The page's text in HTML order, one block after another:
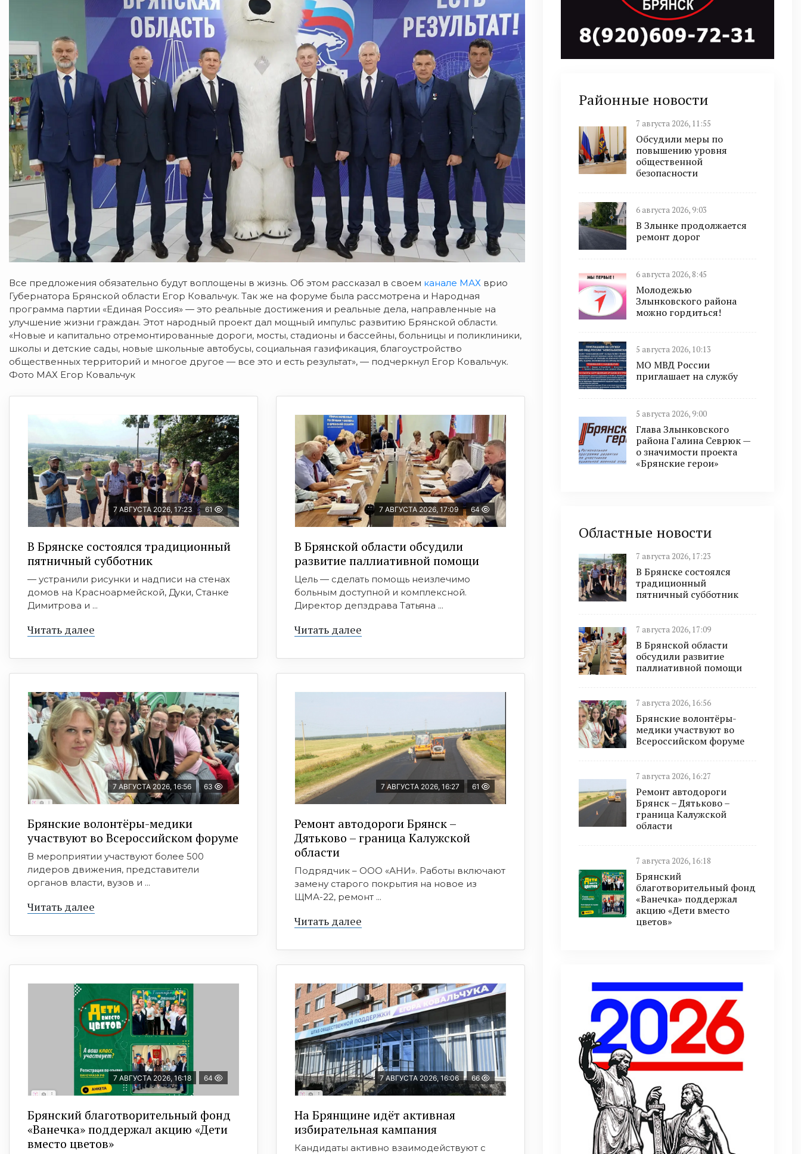
Все предложения обязательно будут воплощены в жизнь. Об этом рассказал в своем канале МАХ врио
Губернатора Брянской области Егор Ковальчук. Так же на форуме была рассмотрена и Народная
программа партии «Единая Россия» — это реальные достижения и реальные дела, направленные на
улучшение жизни граждан. Этот народный проект дал мощный импульс развитию Брянской области.
«Новые и капитально отремонтированные дороги, мосты, стадионы и бассейны, больницы и поликлиники,
школы и детские сады, новые школьные автобусы, социальная газификация, благоустройство
общественных территорий и многое другое — все это и есть результат», — подчеркнул Егор Ковальчук.
Фото МАХ Егор Ковальчук
7 АВГУСТА 2026, 17:23 61
В Брянске состоялся традиционный
пятничный субботник
— устранили рисунки и надписи на стенах
домов на Красноармейской, Дуки, Станке
Димитрова и ...
Читать далее
7 АВГУСТА 2026, 17:09 64
В Брянской области обсудили
развитие паллиативной помощи
Цель — сделать помощь неизлечимо
больным доступной и комплексной.
Директор депздрава Татьяна ...
Читать далее
7 АВГУСТА 2026, 16:56 63
Брянские волонтёры-медики
участвуют во Всероссийском форуме
В мероприятии участвуют более 500
лидеров движения, представители
органов власти, вузов и ...
Читать далее
7 АВГУСТА 2026, 16:27 61
Ремонт автодороги Брянск –
Дятьково – граница Калужской
области
Подрядчик – ООО «АНИ». Работы включают
замену старого покрытия на новое из
ЩМА-22, ремонт ...
Читать далее
7 АВГУСТА 2026, 16:18 64
Брянский благотворительный фонд
«Ванечка» поддержал акцию «Дети
вместо цветов»
7 АВГУСТА 2026, 16:06 66
На Брянщине идёт активная
избирательная кампания
Кандидаты активно взаимодействуют с
Районные новости
7 августа 2026, 11:55
Обсудили меры по
повышению уровня
общественной
безопасности
6 августа 2026, 9:03
В Злынке продолжается
ремонт дорог
6 августа 2026, 8:45
Молодежью
Злынковского района
можно гордиться!
5 августа 2026, 10:13
МО МВД России
приглашает на службу
5 августа 2026, 9:00
Глава Злынковского
района Галина Севрюк —
о значимости проекта
«Брянские герои»
Областные новости
7 августа 2026, 17:23
В Брянске состоялся
традиционный
пятничный субботник
7 августа 2026, 17:09
В Брянской области
обсудили развитие
паллиативной помощи
7 августа 2026, 16:56
Брянские волонтёры-
медики участвуют во
Всероссийском форуме
7 августа 2026, 16:27
Ремонт автодороги
Брянск – Дятьково –
граница Калужской
области
7 августа 2026, 16:18
Брянский
благотворительный фонд
«Ванечка» поддержал
акцию «Дети вместо
цветов»